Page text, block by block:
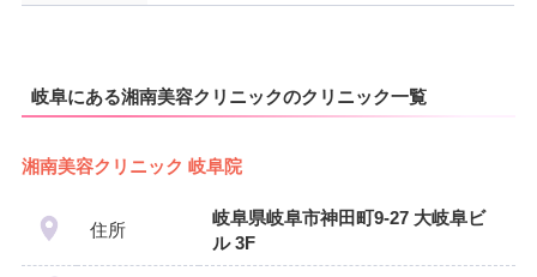
岐阜にある湘南美容クリニックのクリニック一覧
湘南美容クリニック 岐阜院
住所
岐阜県岐阜市神田町9-27 大岐阜ビ
ル 3F